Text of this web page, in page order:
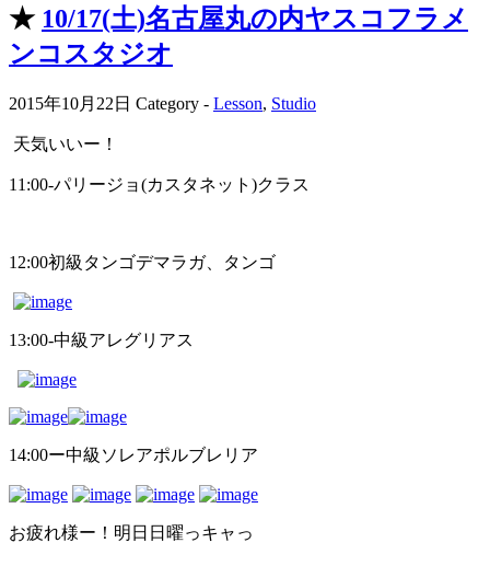
★ 10/17(土)名古屋丸の内ヤスコフラメ
ンコスタジオ
2015年10月22日 Category - Lesson, Studio
天気いいー！
11:00-パリージョ(カスタネット)クラス
12:00初級タンゴデマラガ、タンゴ
13:00-中級アレグリアス
14:00ー中級ソレアポルブレリア
お疲れ様ー！明日日曜っキャっ